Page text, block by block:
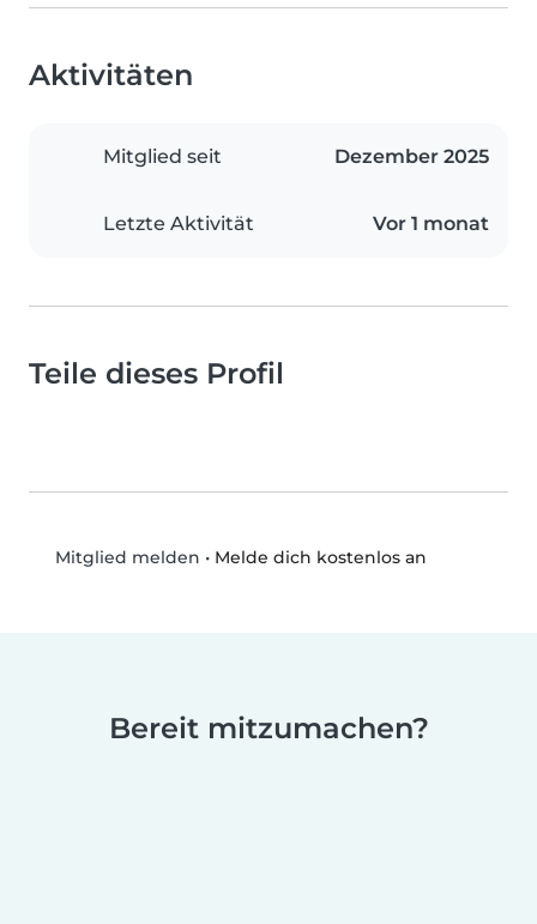
Aktivitäten
Mitglied seit Dezember 2025
Letzte Aktivität Vor 1 monat
Teile dieses Profil
Mitglied melden • Melde dich kostenlos an
Bereit mitzumachen?